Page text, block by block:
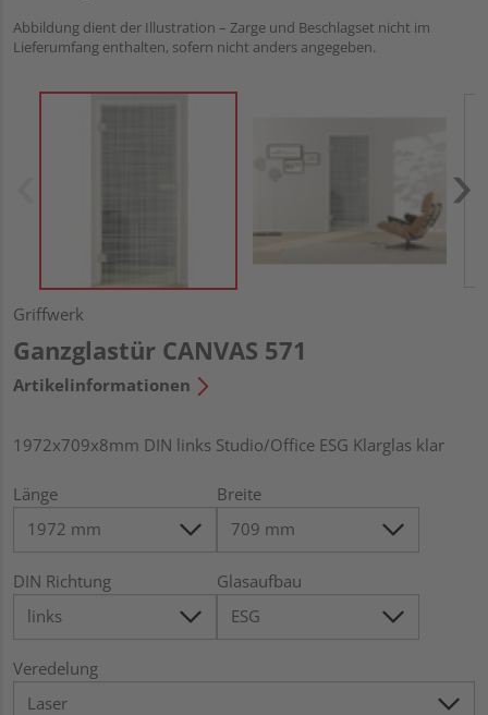
Abbildung dient der Illustration – Zarge und Beschlagset nicht im
Lieferumfang enthalten, sofern nicht anders angegeben.
Griffwerk
Ganzglastür CANVAS 571
Artikelinformationen
1972x709x8mm DIN links Studio/Office ESG Klarglas klar
Länge Breite
DIN Richtung Glasaufbau
Veredelung